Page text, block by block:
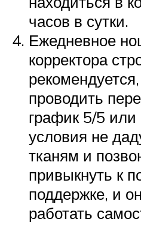
часов в сутки.
Ежедневное
корректора
проводить
график 5/5
условия не
тканям и
привыкнуть к
поддержке, и
работать